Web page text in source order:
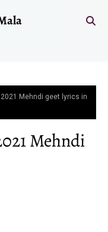
Mehndi geet lyrics in
Mehndi